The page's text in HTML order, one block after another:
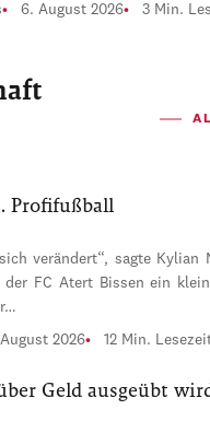
6. August 2026 3 Min.
Profifußball
verändert“, sagte Kylian
der FC Atert Bissen ein
2026 12 Min.
Geld ausgeübt